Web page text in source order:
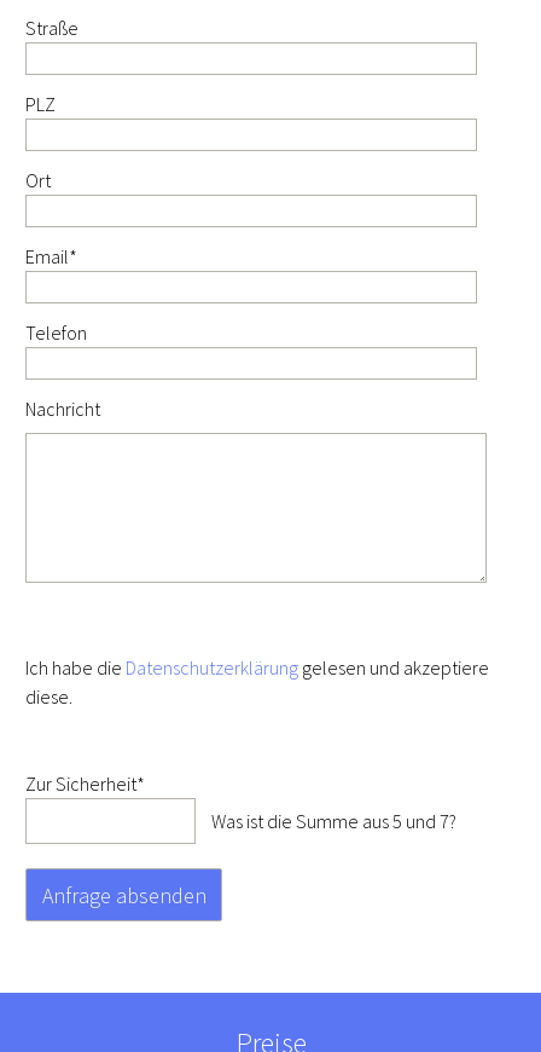
Straße
PLZ
Ort
Pflichtfeld
Email*
Telefon
Nachricht
Ich habe die Datenschutzerklärung gelesen und akzeptiere
diese.
Pflichtfeld
Zur Sicherheit*
Was ist die Summe aus 5 und 7?
Preise